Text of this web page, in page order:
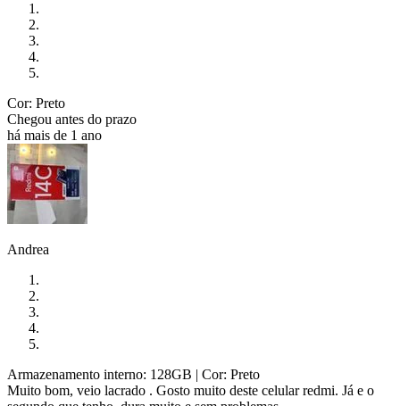
Cor: Preto
Chegou antes do prazo
há mais de 1 ano
Andrea
Armazenamento interno: 128GB | Cor: Preto
Muito bom, veio lacrado . Gosto muito deste celular redmi. Já e o